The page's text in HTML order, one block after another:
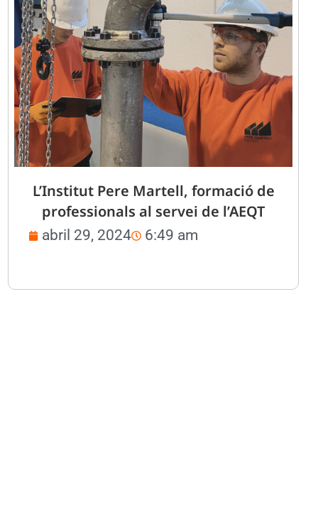
L’Institut Pere Martell, formació de
professionals al servei de l’AEQT
abril 29, 2024 6:49 am